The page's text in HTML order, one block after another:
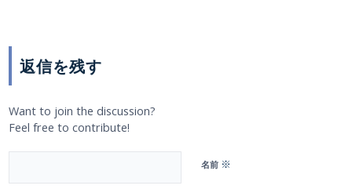
返信を残す
Want to join the discussion?
Feel free to contribute!
名前 ※